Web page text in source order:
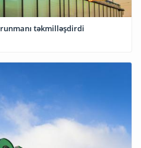
təkmilləşdirdi